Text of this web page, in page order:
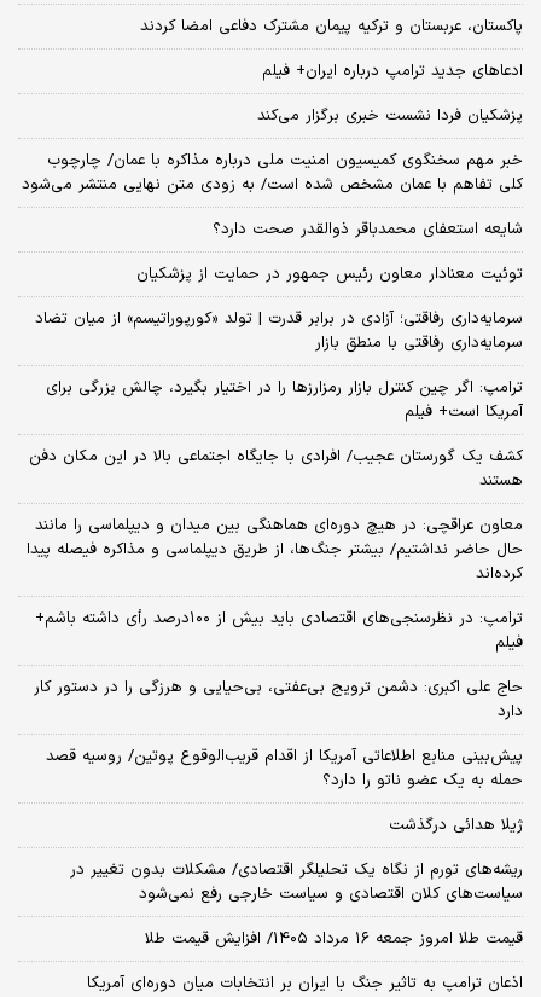
پاکستان، عربستان و ترکیه پیمان مشترک دفاعی امضا کردند
ادعاهای جدید ترامپ درباره ایران+ فیلم
پزشکیان فردا نشست خبری برگزار می‌کند
خبر مهم سخنگوی کمیسیون امنیت ملی درباره مذاکره با عمان/ چارچوب
کلی تفاهم با عمان مشخص شده است/ به زودی متن نهایی منتشر می‌شود
شایعه استعفای محمدباقر ذوالقدر صحت دارد؟
توئیت معنادار معاون رئیس جمهور در حمایت از پزشکیان
سرمایه‌داری رفاقتی؛ آزادی در برابر قدرت | تولد «کورپوراتیسم» از میان تضاد
سرمایه‌داری رفاقتی با منطق بازار
ترامپ: اگر چین کنترل بازار رمزارزها را در اختیار بگیرد، چالش بزرگی برای
آمریکا است+ فیلم
کشف یک گورستان عجیب/ افرادی با جایگاه اجتماعی بالا در این مکان دفن
هستند
معاون عراقچی: در هیچ دوره‌ای هماهنگی بین میدان و دیپلماسی را مانند
حال حاضر نداشتیم/ بیشتر جنگ‌ها، از طریق دیپلماسی و مذاکره فیصله پیدا
کرده‌اند
ترامپ: در نظرسنجی‌های اقتصادی باید بیش از ۱۰۰درصد رأی داشته باشم+
فیلم
حاج علی اکبری: دشمن ترویج بی‌عفتی، بی‌حیایی و هرزگی را در دستور کار
دارد
پیش‌بینی منابع اطلاعاتی آمریکا از اقدام قریب‌الوقوع پوتین/ روسیه قصد
حمله به یک عضو ناتو را دارد؟
ژیلا هدائی درگذشت
ریشه‌های تورم از نگاه یک تحلیلگر اقتصادی/ مشکلات بدون تغییر در
سیاست‌های کلان اقتصادی و سیاست خارجی رفع نمی‌شود
قیمت طلا امروز جمعه ۱۶ مرداد ۱۴۰۵/ افزایش قیمت طلا
اذعان ترامپ به تاثیر جنگ با ایران بر انتخابات میان دوره‌ای آمریکا